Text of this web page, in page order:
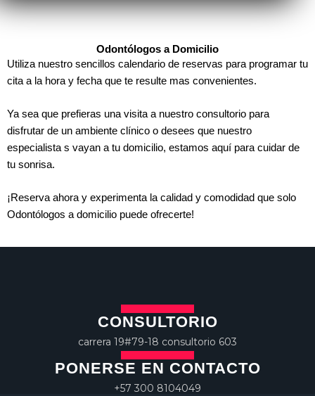
Odontólogos a Domicilio
Utiliza nuestro sencillos calendario de reservas para programar tu
cita a la hora y fecha que te resulte mas convenientes.
Ya sea que prefieras una visita a nuestro consultorio para
disfrutar de un ambiente clínico o desees que nuestro
especialista s vayan a tu domicilio, estamos aquí para cuidar de
tu sonrisa.
¡Reserva ahora y experimenta la calidad y comodidad que solo
Odontólogos a domicilio puede ofrecerte!
CONSULTORIO
carrera 19#79-18 consultorio 603
PONERSE EN CONTACTO
+57 300 8104049